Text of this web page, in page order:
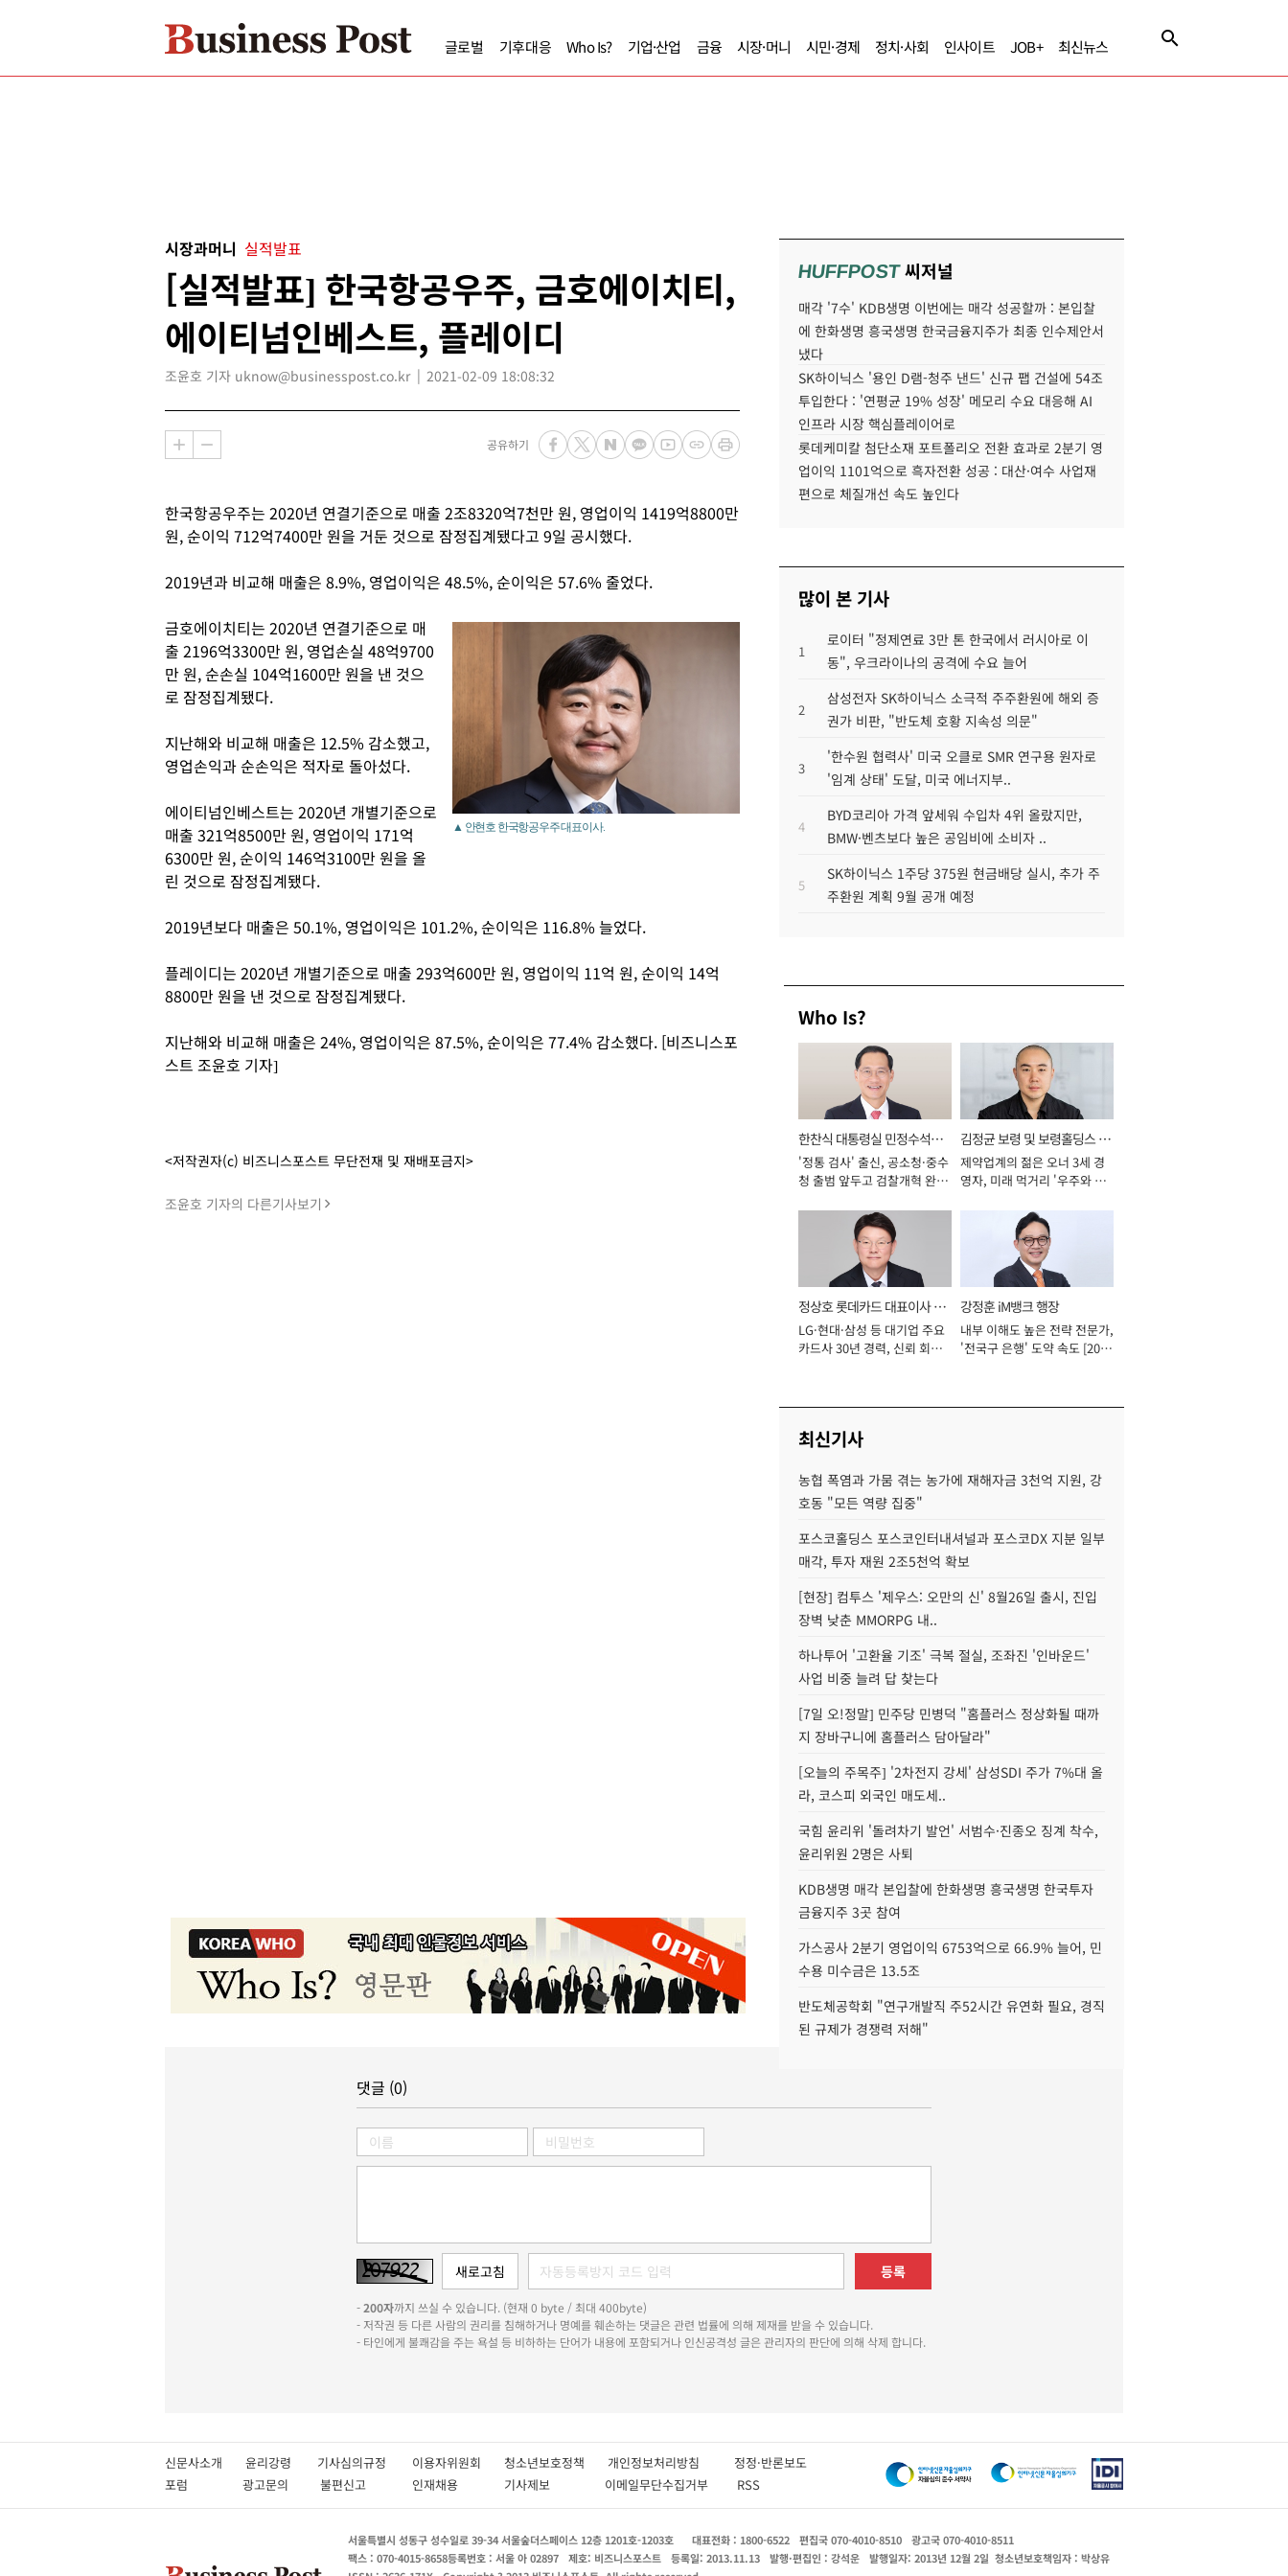
글로벌 기후대응 Who Is? 기업·산업 금융 시장·머니 시민·경제 정치·사회 인사이트 JOB+ 최신뉴스
시장과머니 실적발표
[실적발표] 한국항공우주, 금호에이치티,
에이티넘인베스트, 플레이디
조윤호 기자 uknow@businesspost.co.kr 2021-02-09 18:08:32
공유하기
한국항공우주는 2020년 연결기준으로 매출 2조8320억7천만 원, 영업이익 1419억8800만
원, 순이익 712억7400만 원을 거둔 것으로 잠정집계됐다고 9일 공시했다.
2019년과 비교해 매출은 8.9%, 영업이익은 48.5%, 순이익은 57.6% 줄었다.
▲ 안현호 한국항공우주 대표이사.
금호에이치티는 2020년 연결기준으로 매
출 2196억3300만 원, 영업손실 48억9700
만 원, 순손실 104억1600만 원을 낸 것으
로 잠정집계됐다.
지난해와 비교해 매출은 12.5% 감소했고,
영업손익과 순손익은 적자로 돌아섰다.
에이티넘인베스트는 2020년 개별기준으로
매출 321억8500만 원, 영업이익 171억
6300만 원, 순이익 146억3100만 원을 올
린 것으로 잠정집계됐다.
2019년보다 매출은 50.1%, 영업이익은 101.2%, 순이익은 116.8% 늘었다.
플레이디는 2020년 개별기준으로 매출 293억600만 원, 영업이익 11억 원, 순이익 14억
8800만 원을 낸 것으로 잠정집계됐다.
지난해와 비교해 매출은 24%, 영업이익은 87.5%, 순이익은 77.4% 감소했다. [비즈니스포
스트 조윤호 기자]
<저작권자(c) 비즈니스포스트 무단전재 및 재배포금지>
조윤호 기자의 다른기사보기
HUFFPOST씨저널
매각 '7수' KDB생명 이번에는 매각 성공할까 : 본입찰
에 한화생명 흥국생명 한국금융지주가 최종 인수제안서
냈다
SK하이닉스 '용인 D램-청주 낸드' 신규 팹 건설에 54조
투입한다 : '연평균 19% 성장' 메모리 수요 대응해 AI
인프라 시장 핵심플레이어로
롯데케미칼 첨단소재 포트폴리오 전환 효과로 2분기 영
업이익 1101억으로 흑자전환 성공 : 대산·여수 사업재
편으로 체질개선 속도 높인다
많이 본 기사
1
로이터 "정제연료 3만 톤 한국에서 러시아로 이
동", 우크라이나의 공격에 수요 늘어
2
삼성전자 SK하이닉스 소극적 주주환원에 해외 증
권가 비판, "반도체 호황 지속성 의문"
3
'한수원 협력사' 미국 오클로 SMR 연구용 원자로
'임계 상태' 도달, 미국 에너지부..
4
BYD코리아 가격 앞세워 수입차 4위 올랐지만,
BMW·벤츠보다 높은 공임비에 소비자 ..
5
SK하이닉스 1주당 375원 현금배당 실시, 추가 주
주환원 계획 9월 공개 예정
Who Is?
한찬식 대통령실 민정수석비
서관
'정통 검사' 출신, 공소청·중수
청 출범 앞두고 검찰개혁 완수
김정균 보령 및 보령홀딩스 대
표이사 사장
제약업계의 젊은 오너 3세 경
영자, 미래 먹거리 '우주와 헬
정상호 롯데카드 대표이사 사
장
LG·현대·삼성 등 대기업 주요
카드사 30년 경력, 신뢰 회복
강정훈 iM뱅크 행장
내부 이해도 높은 전략 전문가,
'전국구 은행' 도약 속도 [2026
최신기사
농협 폭염과 가뭄 겪는 농가에 재해자금 3천억 지원, 강
호동 "모든 역량 집중"
포스코홀딩스 포스코인터내셔널과 포스코DX 지분 일부
매각, 투자 재원 2조5천억 확보
[현장] 컴투스 '제우스: 오만의 신' 8월26일 출시, 진입
장벽 낮춘 MMORPG 내..
하나투어 '고환율 기조' 극복 절실, 조좌진 '인바운드'
사업 비중 늘려 답 찾는다
[7일 오!정말] 민주당 민병덕 "홈플러스 정상화될 때까
지 장바구니에 홈플러스 담아달라"
[오늘의 주목주] '2차전지 강세' 삼성SDI 주가 7%대 올
라, 코스피 외국인 매도세..
국힘 윤리위 '돌려차기 발언' 서범수·진종오 징계 착수,
윤리위원 2명은 사퇴
KDB생명 매각 본입찰에 한화생명 흥국생명 한국투자
금융지주 3곳 참여
가스공사 2분기 영업이익 6753억으로 66.9% 늘어, 민
수용 미수금은 13.5조
반도체공학회 "연구개발직 주52시간 유연화 필요, 경직
된 규제가 경쟁력 저해"
댓글 (0)
등록
-200자까지 쓰실 수 있습니다. (현재 0 byte / 최대 400byte)
- 저작권 등 다른 사람의 권리를 침해하거나 명예를 훼손하는 댓글은 관련 법률에 의해 제재를 받을 수 있습니다.
- 타인에게 불쾌감을 주는 욕설 등 비하하는 단어가 내용에 포함되거나 인신공격성 글은 관리자의 판단에 의해 삭제 합니다.
신문사소개 윤리강령 기사심의규정 이용자위원회 청소년보호정책 개인정보처리방침 정정·반론보도
포럼
광고문의 불편신고 인재채용 기사제보 이메일무단수집거부 RSS
서울특별시 성동구 성수일로 39-34 서울숲더스페이스 12층 1201호-1203호 대표전화 : 1800-6522 편집국 070-4010-8510
광고국 070-4010-8511
팩스 : 070-4015-8658등록번호 : 서울 아 02897 제호: 비즈니스포스트 등록일: 2013.11.13 발행·편집인 : 강석운 발행일자: 2013년 12월 2일 청소년보호책임자 : 박상유